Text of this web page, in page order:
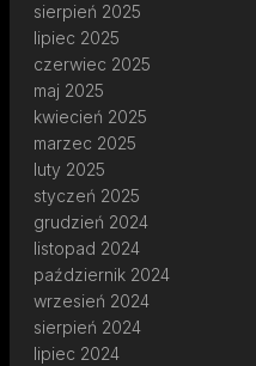
sierpień 2025
lipiec 2025
czerwiec 2025
maj 2025
kwiecień 2025
marzec 2025
luty 2025
styczeń 2025
grudzień 2024
listopad 2024
październik 2024
wrzesień 2024
sierpień 2024
lipiec 2024